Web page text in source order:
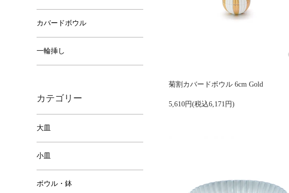
菊割カバードボウル 6cm Gold
5,610円(税込6,171円)
カバードボウル
一輪挿し
カテゴリー
大皿
小皿
ボウル・鉢